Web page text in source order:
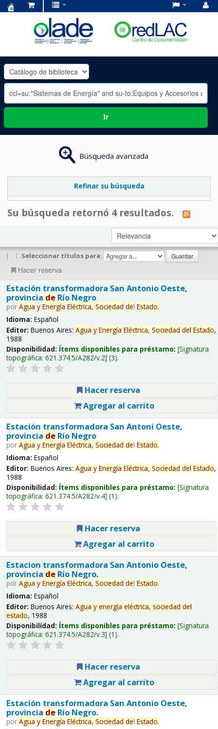
OLADE
-
Ir
Búsqueda avanzada
Refinar su búsqueda
Su búsqueda retornó 4 resultados.
| | Seleccionar títulos para:
Hacer reserva
Estación transformadora San Antonio Oeste,
provincia deRío Negro
por Agua y Energía Eléctrica, Sociedad del Estado.
Idioma: Español
Editor: Buenos Aires: Agua y Energía Eléctrica, Sociedad del Estado,
1988
Disponibilidad: Ítems disponibles para préstamo: Signatura
topográfica: 621.374.5/A282/v.2 (3).
Hacer reserva
Agregar al carrito
Estación transformadora San Antoni Oeste,
provincia deRío Negro
por Agua y Energía Eléctrica, Sociedad del Estado.
Idioma: Español
Editor: Buenos Aires: Agua y Energía Eléctrica, Sociedad del Estado,
1988
Disponibilidad: Ítems disponibles para préstamo: Signatura
topográfica: 621.374.5/A282/v.4 (1).
Hacer reserva
Agregar al carrito
Estacion transformadora San Antonio Oeste,
provincia deRío Negro.
por Agua y Energía Eléctrica, Sociedad del Estado.
Idioma: Español
Editor: Buenos Aires: Agua y energía eléctrica, sociedad del
estado, 1988
Disponibilidad: Ítems disponibles para préstamo: Signatura
topográfica: 621.374.5/A282/v.3 (1).
Hacer reserva
Agregar al carrito
Estación transformadora San Antonio Oeste,
provincia deRío Negro.
por Agua y Energía Eléctrica, Sociedad del Estado.